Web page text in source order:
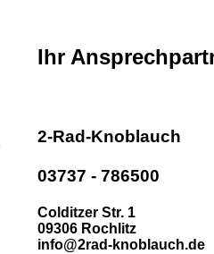
Ihr
2-Rad-Knoblauch
03737 - 786500
Colditzer Str. 1
09306 Rochlitz
info@2rad-knoblauch.de